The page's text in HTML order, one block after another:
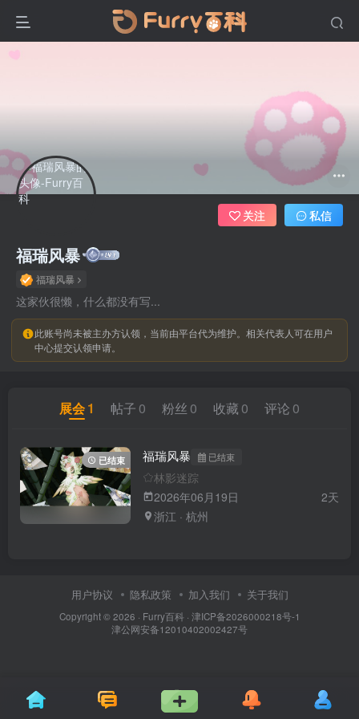
福瑞风暴
福瑞风暴
这家伙很懒，什么都没有写...
关注 私信
此账号尚未被主办方认领，当前由平台代为维护。相关代表人可在用户
中心提交认领申请。
展会1 帖子 0 粉丝 0 收藏 0 评论 0
已结束 福瑞风暴 已结束
林影迷踪
2026年06月19日
2天
浙江 · 杭州
用户协议 隐私政策 加入我们 关于我们
Copyright © 2026 · Furry百科· 津ICP备2026000218号-1
津公网安备12010402002427号